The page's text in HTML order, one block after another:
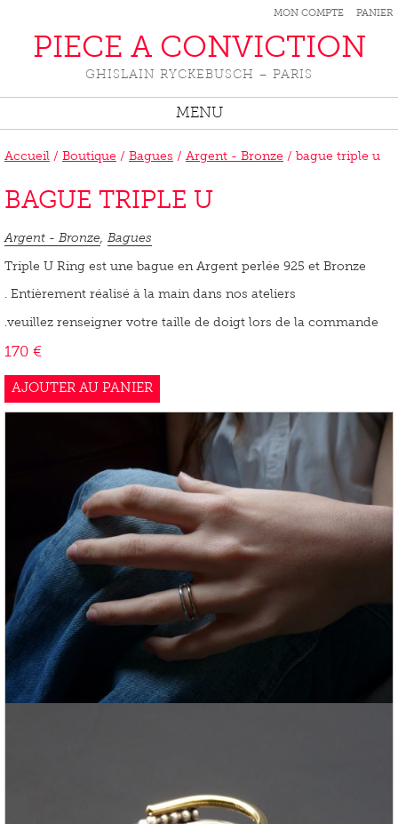
MON COMPTE PANIER
PIECE A CONVICTION
GHISLAIN RYCKEBUSCH – PARIS
MENU
Accueil / Boutique / Bagues / Argent - Bronze / bague triple u
BAGUE TRIPLE U
Argent - Bronze, Bagues
Triple U Ring est une bague en Argent perlée 925 et Bronze
. Entièrement réalisé à la main dans nos ateliers
.veuillez renseigner votre taille de doigt lors de la commande
170 €
AJOUTER AU PANIER